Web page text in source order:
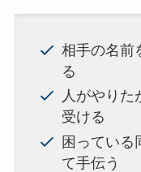
相手の名前
る
人がやりた
受ける
困っている
て手伝う